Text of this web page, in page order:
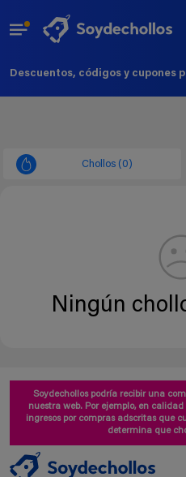
Chollos (0)
Ningún
Soydechollos podría recibir una
nuestra web. Por ejemplo, en
ingresos por compras adscritas que
determina que